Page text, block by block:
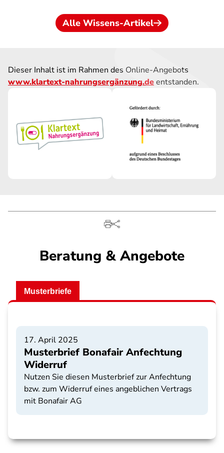
Alle Wissens-Artikel
Dieser Inhalt ist im Rahmen des Online-Angebots
www.klartext-nahrungsergänzung.deentstanden.
Beratung & Angebote
Musterbriefe
17. April 2025
Musterbrief Bonafair Anfechtung
Widerruf
Nutzen Sie diesen Musterbrief zur Anfechtung
bzw. zum Widerruf eines angeblichen Vertrags
mit Bonafair AG